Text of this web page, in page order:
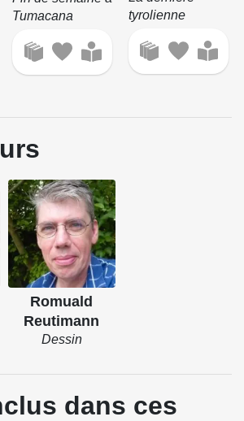
Tumacana
tyrolienne
Romuald
Reutimann
Dessin
dans ces